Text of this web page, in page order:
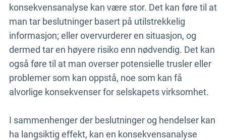
konsekvensanalyse kan være stor. Det kan føre til at
man tar beslutninger basert på utilstrekkelig
informasjon; eller overvurderer en situasjon, og
dermed tar en høyere risiko enn nødvendig. Det kan
også føre til at man overser potensielle trusler eller
problemer som kan oppstå, noe som kan få
alvorlige konsekvenser for selskapets virksomhet.
I sammenhenger der beslutninger og hendelser kan
ha langsiktig effekt, kan en konsekvensanalyse